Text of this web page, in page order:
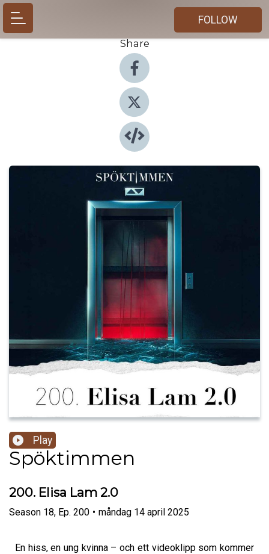
FOLLOW
Share
Play
Spöktimmen
200. Elisa Lam 2.0
Season 18, Ep. 200 • måndag 14 april 2025
En hiss, en ung kvinna – och ett videoklipp som kommer